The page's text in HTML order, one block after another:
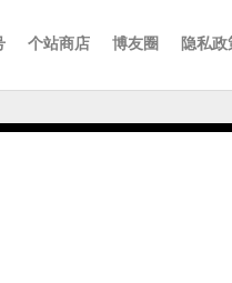
个站商店 博友圈 隐私政